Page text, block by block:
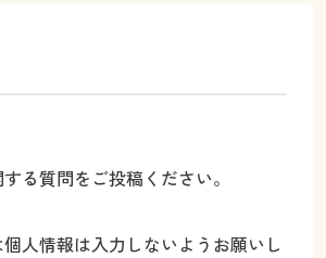
る質問をご投稿ください。
人情報は入力しないようお願いし